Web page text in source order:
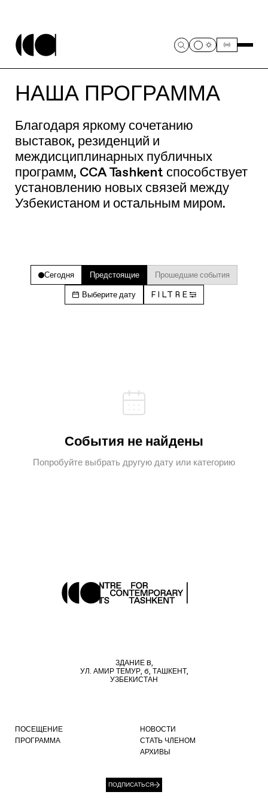
НАША ПРОГРАММА
Благодаря яркому сочетанию
выставок, резиденций и
междисциплинарных публичных
программ, CCA Tashkent способствует
установлению новых связей между
Узбекистаном и остальным миром.
Сегодня Предстоящие Прошедшие события
Выберите дату FILTRE
События не найдены
Попробуйте выбрать другую дату или категорию
ЗДАНИЕ B,
УЛ. АМИР ТЕМУР, 6, ТАШКЕНТ,
УЗБЕКИСТАН
ПОСЕЩЕНИЕ
ПРОГРАММА
НОВОСТИ
СТАТЬ ЧЛЕНОМ
АРХИВЫ
ПОДПИСАТЬСЯ